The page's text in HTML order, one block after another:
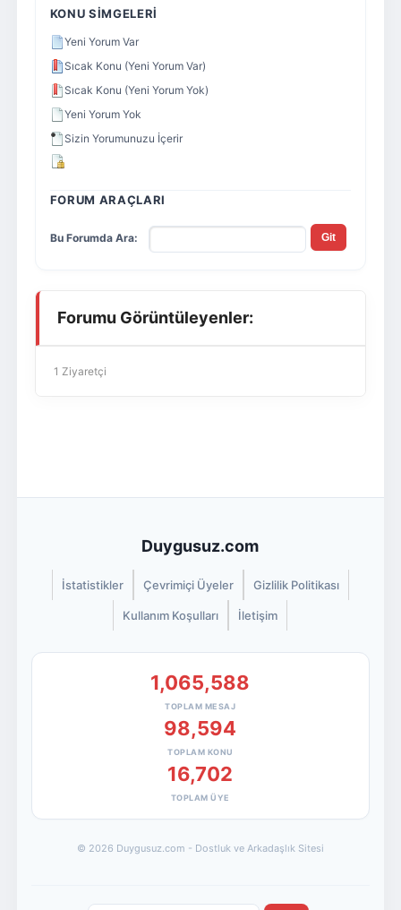
KONU SIMGELERI
Yeni Yorum Var
Sıcak Konu (Yeni Yorum Var)
Sıcak Konu (Yeni Yorum Yok)
Yeni Yorum Yok
Sizin Yorumunuzu İçerir
FORUM ARAÇLARI
Bu Forumda Ara:
Forumu Görüntüleyenler:
1 Ziyaretçi
Duygusuz.com
İstatistikler Çevrimiçi Üyeler Gizlilik Politikası
Kullanım Koşulları İletişim
1,065,588
TOPLAM MESAJ
98,594
TOPLAM KONU
16,702
TOPLAM ÜYE
© 2026 Duygusuz.com - Dostluk ve Arkadaşlık Sitesi